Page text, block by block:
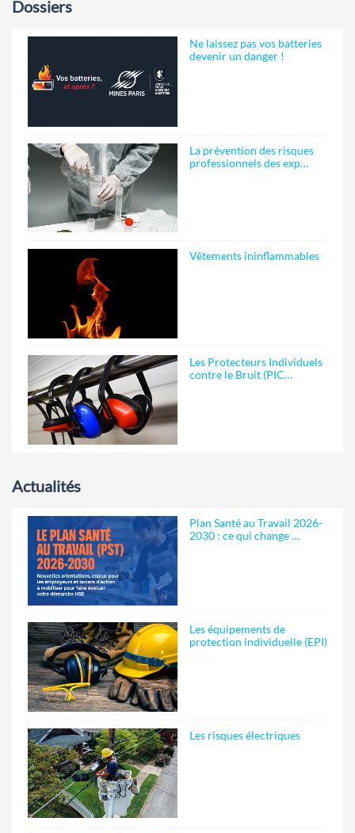
Dossiers
Ne laissez pas vos batteries
devenir un danger !
La prévention des risques
professionnels des exp…
Vêtements ininflammables
Les Protecteurs Individuels
contre le Bruit (PIC…
Actualités
Plan Santé au Travail 2026-
2030 : ce qui change …
Les équipements de
protection individuelle (EPI)
Les risques électriques